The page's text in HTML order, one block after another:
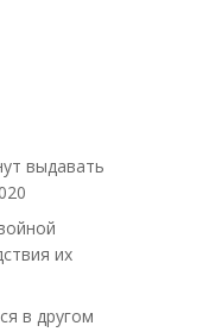
выдавать
их
в другом